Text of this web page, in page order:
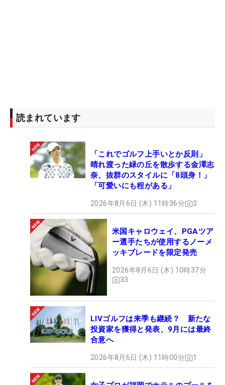
読まれています
「これでゴルフ上手いとか反則」
晴れ渡った緑の丘を散歩する金澤志
奈、抜群のスタイルに「8頭身！」
「可愛いにも程がある」
2026年8月6日 (木) 11時36分 3
米国キャロウェイ、PGAツア
ー選手たちが使用するノーメ
ッキブレードを限定発売
2026年8月6日 (木) 10時37分
33
LIVゴルフは来季も継続？ 新たな
投資家を獲得と発表、9月には最終
合意へ
2026年8月6日 (木) 11時00分 1